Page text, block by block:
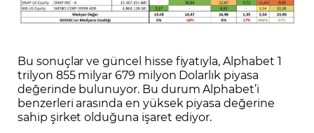
Bu sonuçlar ve güncel hisse fiyatıyla, Alphabet 1
trilyon 855 milyar 679 milyon Dolarlık piyasa
değerinde bulunuyor. Bu durum Alphabet’i
benzerleri arasında en yüksek piyasa değerine
sahip şirket olduğuna işaret ediyor.